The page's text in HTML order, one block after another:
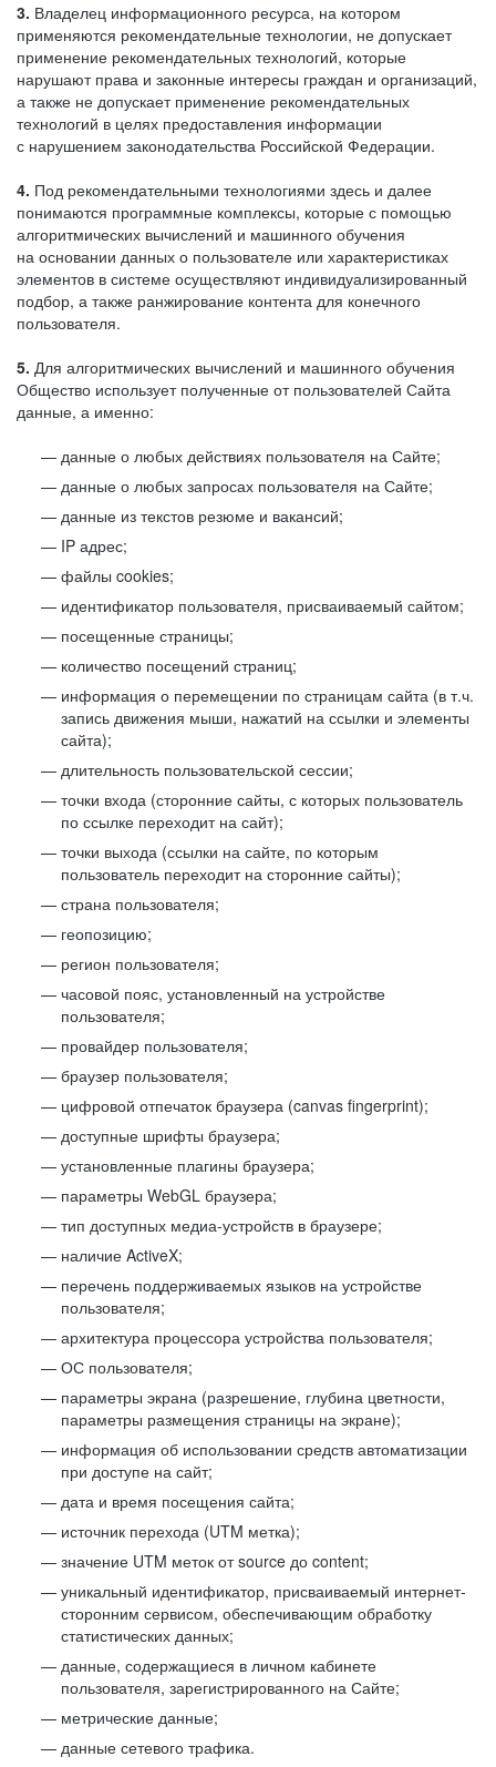
3. Владелец информационного ресурса, на котором
применяются рекомендательные технологии, не допускает
применение рекомендательных технологий, которые
нарушают права и законные интересы граждан и организаций,
а также не допускает применение рекомендательных
технологий в целях предоставления информации
с нарушением законодательства Российской Федерации.
4. Под рекомендательными технологиями здесь и далее
понимаются программные комплексы, которые с помощью
алгоритмических вычислений и машинного обучения
на основании данных о пользователе или характеристиках
элементов в системе осуществляют индивидуализированный
подбор, а также ранжирование контента для конечного
пользователя.
5. Для алгоритмических вычислений и машинного обучения
Общество использует полученные от пользователей Сайта
данные, а именно:
данные о любых действиях пользователя на Сайте;
данные о любых запросах пользователя на Сайте;
данные из текстов резюме и вакансий;
IP адрес;
файлы cookies;
идентификатор пользователя, присваиваемый сайтом;
посещенные страницы;
количество посещений страниц;
информация о перемещении по страницам сайта (в т.ч.
запись движения мыши, нажатий на ссылки и элементы
сайта);
длительность пользовательской сессии;
точки входа (сторонние сайты, с которых пользователь
по ссылке переходит на сайт);
точки выхода (ссылки на сайте, по которым
пользователь переходит на сторонние сайты);
страна пользователя;
геопозицию;
регион пользователя;
часовой пояс, установленный на устройстве
пользователя;
провайдер пользователя;
браузер пользователя;
цифровой отпечаток браузера (canvas fingerprint);
доступные шрифты браузера;
установленные плагины браузера;
параметры WebGL браузера;
тип доступных медиа-устройств в браузере;
наличие ActiveX;
перечень поддерживаемых языков на устройстве
пользователя;
архитектура процессора устройства пользователя;
ОС пользователя;
параметры экрана (разрешение, глубина цветности,
параметры размещения страницы на экране);
информация об использовании средств автоматизации
при доступе на сайт;
дата и время посещения сайта;
источник перехода (UTM метка);
значение UTM меток от source до content;
уникальный идентификатор, присваиваемый интернет-
сторонним сервисом, обеспечивающим обработку
статистических данных;
данные, содержащиеся в личном кабинете
пользователя, зарегистрированного на Сайте;
метрические данные;
данные сетевого трафика.